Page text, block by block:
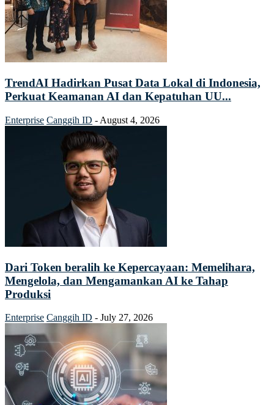
TrendAI Hadirkan Pusat Data Lokal di Indonesia,
Perkuat Keamanan AI dan Kepatuhan UU...
Enterprise Canggih ID - August 4, 2026
Dari Token beralih ke Kepercayaan: Memelihara,
Mengelola, dan Mengamankan AI ke Tahap
Produksi
Enterprise Canggih ID - July 27, 2026